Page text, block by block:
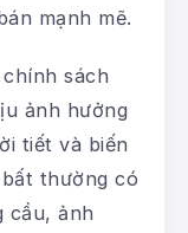
mạnh mẽ.
sách
ảnh hưởng
tiết và biến
thường có
cầu, ảnh